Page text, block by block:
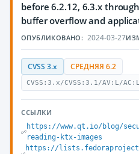
before 6.2.12, 6.3.x
buffer overflow and
ОПУБЛИКОВАНО: 2024-03-27
CVSS 3.x СРЕДНЯЯ 6.2
CVSS:3.x/CVSS:3.1/AV:L/
ССЫЛКИ
https://www.qt.io/blog/
reading-ktx-images
https://